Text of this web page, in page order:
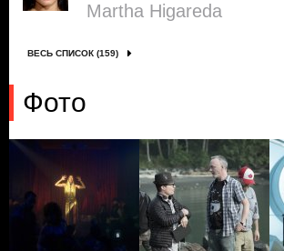
Martha Higareda
ВЕСЬ СПИСОК (159)
Фото